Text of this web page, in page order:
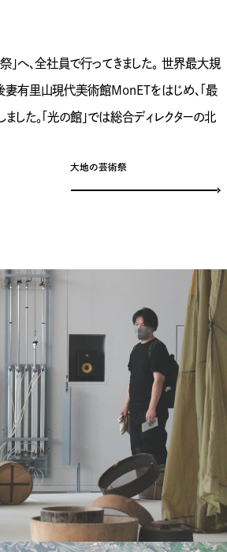
へ、全社員で行ってきました。 世界最大規
妻有里山現代美術館MonETをはじめ、「最
した。「光の館」では総合ディレクターの北
大地の芸術祭